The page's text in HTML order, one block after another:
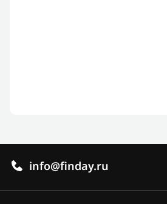
info@finday.ru